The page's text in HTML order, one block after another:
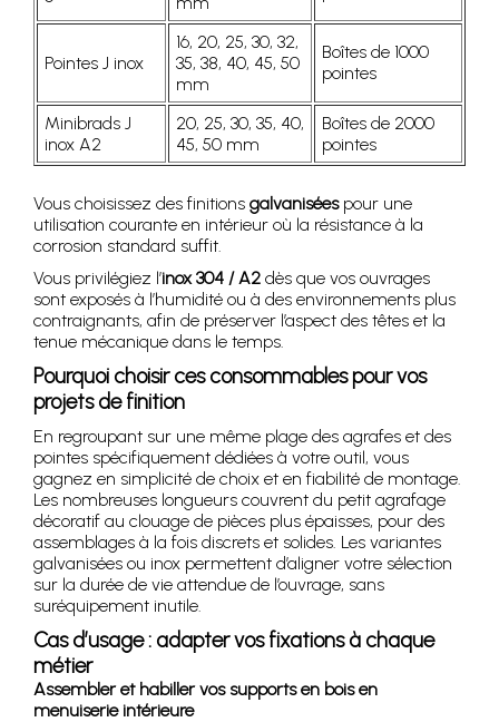
Pointes J inox
16, 20, 25, 30, 32,
35, 38, 40, 45, 50
mm
Boîtes de 1000
pointes
Minibrads J
inox A2
20, 25, 30, 35, 40,
45, 50 mm
Boîtes de 2000
pointes
Vous choisissez des finitions galvaniséespour une
utilisation courante en intérieur où la résistance à la
corrosion standard suffit.
Vous privilégiez l’inox 304 / A2 dès que vos ouvrages
sont exposés à l’humidité ou à des environnements plus
contraignants, afin de préserver l’aspect des têtes et la
tenue mécanique dans le temps.
Pourquoi choisir ces consommables pour vos
projets de finition
En regroupant sur une même plage des agrafes et des
pointes spécifiquement dédiées à votre outil, vous
gagnez en simplicité de choix et en fiabilité de montage.
Les nombreuses longueurs couvrent du petit agrafage
décoratif au clouage de pièces plus épaisses, pour des
assemblages à la fois discrets et solides. Les variantes
galvanisées ou inox permettent d’aligner votre sélection
sur la durée de vie attendue de l’ouvrage, sans
suréquipement inutile.
Cas d’usage : adapter vos fixations à chaque
métier
Assembler et habiller vos supports en bois en
menuiserie intérieure